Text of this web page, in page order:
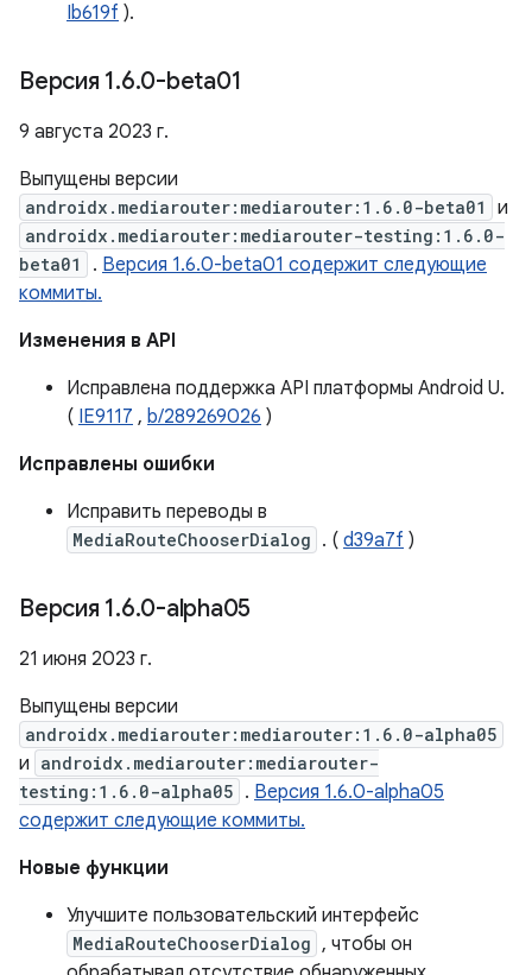
Ib619f ).
Версия 1.6.0-beta01
9 августа 2023 г.
Выпущены версии
androidx.mediarouter:mediarouter:1.6.0-beta01 и
androidx.mediarouter:mediarouter-testing:1.6.0-
beta01
. Версия 1.6.0-beta01 содержит следующие
коммиты.
Изменения в API
Исправлена ​​поддержка API платформы Android U.
( IE9117 , b/289269026 )
Исправлены ошибки
Исправить переводы в
MediaRouteChooserDialog . ( d39a7f )
Версия 1.6.0-alpha05
21 июня 2023 г.
Выпущены версии
androidx.mediarouter:mediarouter:1.6.0-alpha05
и androidx.mediarouter:mediarouter-
testing:1.6.0-alpha05 . Версия 1.6.0-alpha05
содержит следующие коммиты.
Новые функции
Улучшите пользовательский интерфейс
MediaRouteChooserDialog , чтобы он